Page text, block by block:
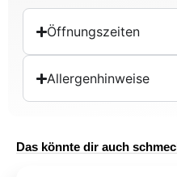
Öffnungszeiten
Allergenhinweise
Das könnte dir auch